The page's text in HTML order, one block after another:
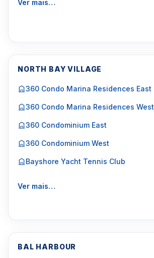
Ver mais…
NORTH BAY VILLAGE
360 Condo Marina Residences East
360 Condo Marina Residences West
360 Condominium East
360 Condominium West
Bayshore Yacht Tennis Club
Ver mais…
BAL HARBOUR